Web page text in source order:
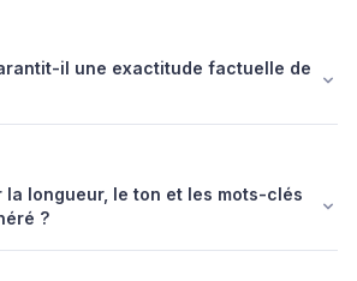
il une exactitude factuelle de
la longueur, le ton et les mots-clés
?